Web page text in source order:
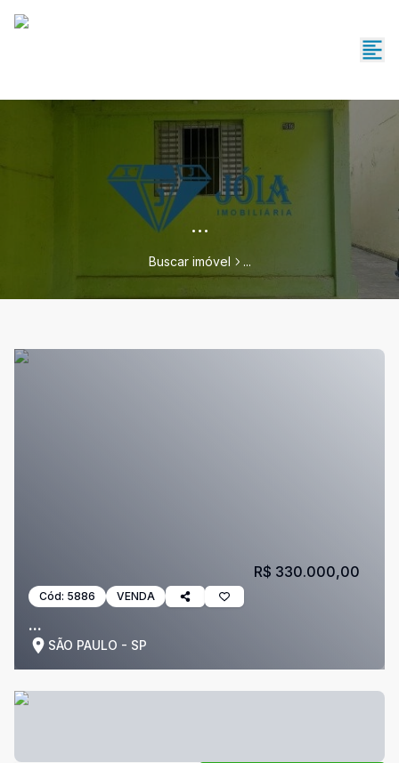
...
Buscar imóvel ...
Cód: 5886 VENDA
...
SÃO PAULO - SP
R$ 330.000,00